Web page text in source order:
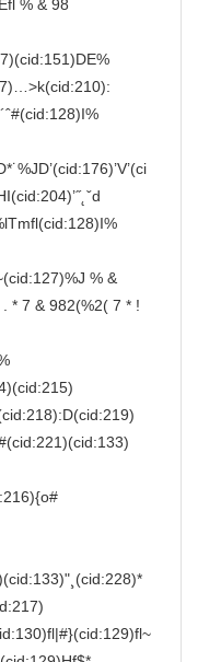
% & 98
% &
. * 7 & 982(%2( 7 * !